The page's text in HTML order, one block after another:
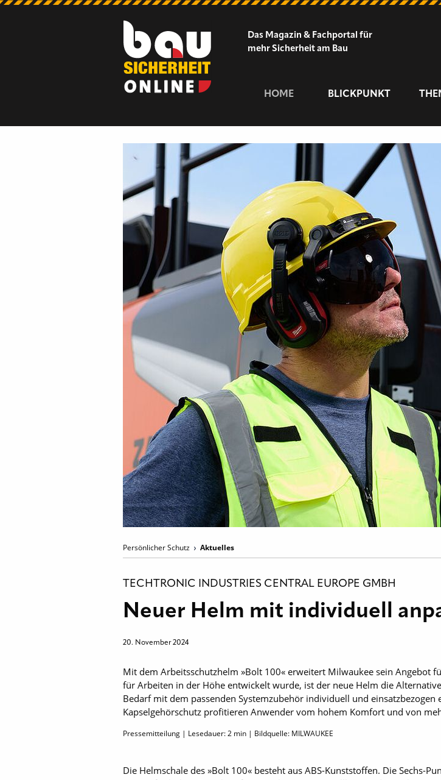
Das Magazin & Fachportal für
mehr Sicherheit am Bau
HOME BLICKPUNKT
Persönlicher Schutz Aktuelles
TECHTRONIC INDUSTRIES CENTRAL EUROPE GMBH
Neuer Helm mit individuell
20. November 2024
Mit dem Arbeitsschutzhelm »Bolt 100« erweitert Milwaukee sein Angebot
für Arbeiten in der Höhe entwickelt wurde, ist der neue Helm die
Bedarf mit dem passenden Systemzubehör individuell und
Kapselgehörschutz profitieren Anwender vom hohem Komfort und von
Pressemitteilung | Lesedauer:2 min | Bildquelle: MILWAUKEE
Die Helmschale des »Bolt 100« besteht aus ABS-Kunststoffen. Die Sechs-